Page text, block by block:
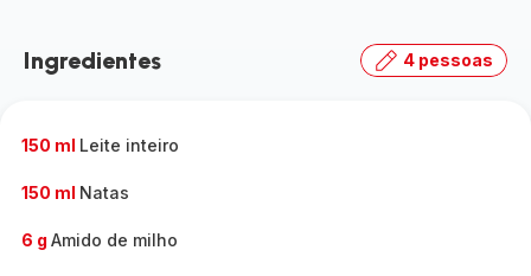
Ingredientes 4 pessoas
150 ml Leite inteiro
150 ml Natas
6 g Amido de milho